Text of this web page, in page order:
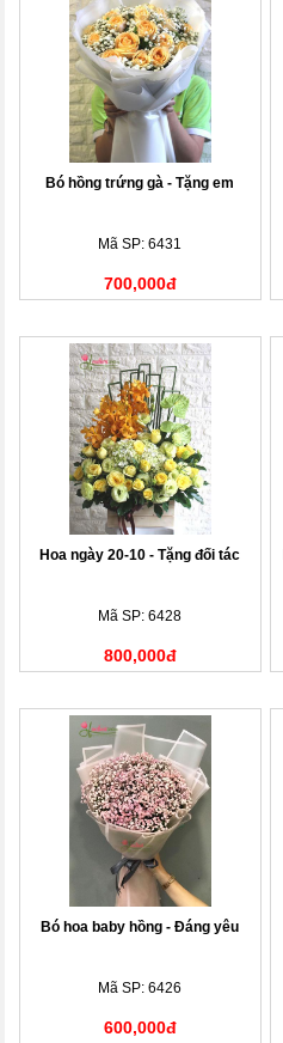
Bó hồng trứng gà - Tặng em
Mã SP: 6431
700,000đ
Hoa ngày 20-10 - Tặng đối tác
Mã SP: 6428
800,000đ
Bó hoa baby hồng - Đáng yêu
Mã SP: 6426
600,000đ